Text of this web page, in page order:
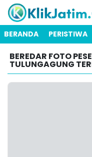
BERANDA PERISTIWA
BEREDAR FOTO
TULUNGAGUNG